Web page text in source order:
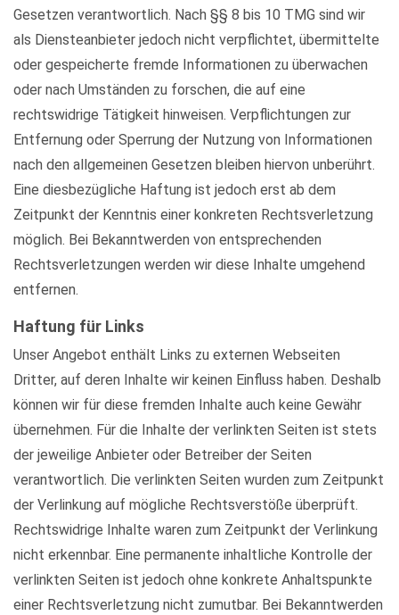
Gesetzen verantwortlich. Nach §§ 8 bis 10 TMG sind wir
als Diensteanbieter jedoch nicht verpflichtet, übermittelte
oder gespeicherte fremde Informationen zu überwachen
oder nach Umständen zu forschen, die auf eine
rechtswidrige Tätigkeit hinweisen. Verpflichtungen zur
Entfernung oder Sperrung der Nutzung von Informationen
nach den allgemeinen Gesetzen bleiben hiervon unberührt.
Eine diesbezügliche Haftung ist jedoch erst ab dem
Zeitpunkt der Kenntnis einer konkreten Rechtsverletzung
möglich. Bei Bekanntwerden von entsprechenden
Rechtsverletzungen werden wir diese Inhalte umgehend
entfernen.
Haftung für Links
Unser Angebot enthält Links zu externen Webseiten
Dritter, auf deren Inhalte wir keinen Einfluss haben. Deshalb
können wir für diese fremden Inhalte auch keine Gewähr
übernehmen. Für die Inhalte der verlinkten Seiten ist stets
der jeweilige Anbieter oder Betreiber der Seiten
verantwortlich. Die verlinkten Seiten wurden zum Zeitpunkt
der Verlinkung auf mögliche Rechtsverstöße überprüft.
Rechtswidrige Inhalte waren zum Zeitpunkt der Verlinkung
nicht erkennbar. Eine permanente inhaltliche Kontrolle der
verlinkten Seiten ist jedoch ohne konkrete Anhaltspunkte
einer Rechtsverletzung nicht zumutbar. Bei Bekanntwerden